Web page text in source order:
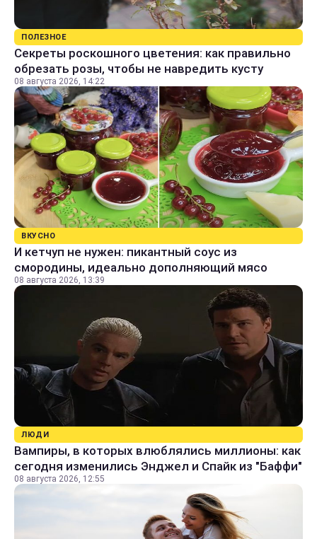
ПОЛЕЗНОЕ
Секреты роскошного цветения: как правильно
обрезать розы, чтобы не навредить кусту
08 августа 2026, 14:22
ВКУСНО
И кетчуп не нужен: пикантный соус из
смородины, идеально дополняющий мясо
08 августа 2026, 13:39
ЛЮДИ
Вампиры, в которых влюблялись миллионы: как
сегодня изменились Энджел и Спайк из "Баффи"
08 августа 2026, 12:55